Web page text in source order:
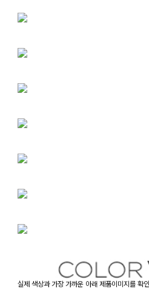
실제 색상과 가장 가까운 아래 제품이미지를 확